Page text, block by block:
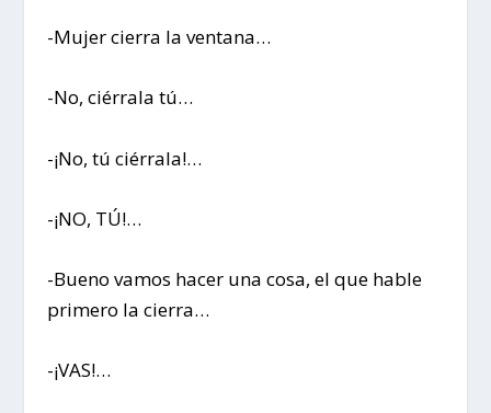
-Mujer cierra la ventana…
-No, ciérrala tú…
-¡No, tú ciérrala!…
-¡NO, TÚ!…
-Bueno vamos hacer una cosa, el que hable
primero la cierra…
-¡VAS!…